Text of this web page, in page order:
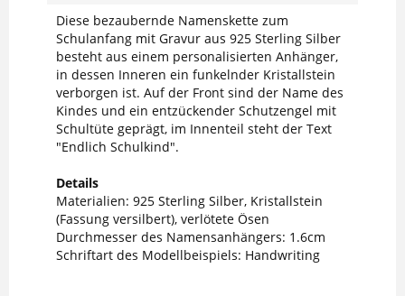
Diese bezaubernde Namenskette zum
Schulanfang mit Gravur aus 925 Sterling Silber
besteht aus einem personalisierten Anhänger,
in dessen Inneren ein funkelnder Kristallstein
verborgen ist. Auf der Front sind der Name des
Kindes und ein entzückender Schutzengel mit
Schultüte geprägt, im Innenteil steht der Text
"Endlich Schulkind".
Details
Materialien: 925 Sterling Silber, Kristallstein
(Fassung versilbert), verlötete Ösen
Durchmesser des Namensanhängers: 1.6cm
Schriftart des Modellbeispiels: Handwriting